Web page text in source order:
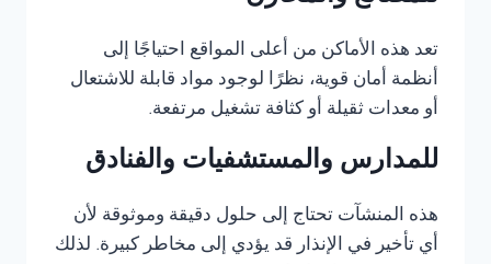
تعد هذه الأماكن من أعلى المواقع احتياجًا إلى
أنظمة أمان قوية، نظرًا لوجود مواد قابلة للاشتعال
أو معدات ثقيلة أو كثافة تشغيل مرتفعة.
للمدارس والمستشفيات والفنادق
هذه المنشآت تحتاج إلى حلول دقيقة وموثوقة لأن
أي تأخير في الإنذار قد يؤدي إلى مخاطر كبيرة. لذلك